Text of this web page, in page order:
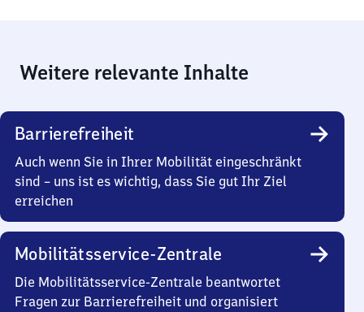
Weitere relevante Inhalte
Barrierefreiheit
Auch wenn Sie in Ihrer Mobilität eingeschränkt
sind – uns ist es wichtig, dass Sie gut Ihr Ziel
erreichen
Mobilitätsservice-Zentrale
Die Mobilitätsservice-Zentrale beantwortet
Fragen zur Barrierefreiheit und organisiert